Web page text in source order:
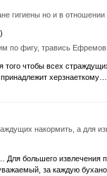
гигиены но и в отношении
по фигу, травись Ефремов.
того чтобы всех
херзнаеткому…
накормить, а для
большего извлечения
за каждую